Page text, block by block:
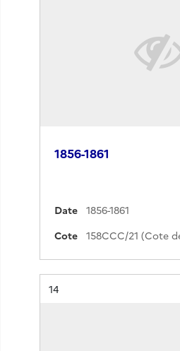
1856-1861
Date
1856-1861
Cote
158CCC/21 (Cote
Résultat n°
14